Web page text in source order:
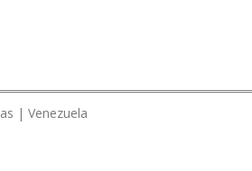
| Venezuela